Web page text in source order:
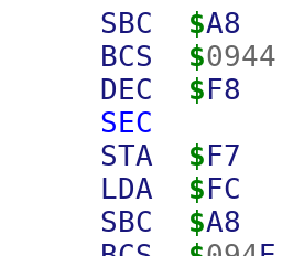
SBC $A8
BCS $0944
DEC $F8
SEC
STA $F7
LDA $FC
SBC $A8